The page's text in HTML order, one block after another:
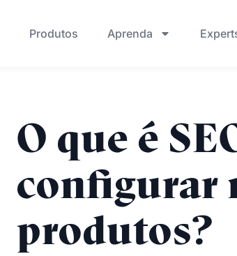
Produtos Aprenda
O que é
configurar
produtos?